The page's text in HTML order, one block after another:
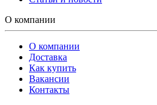
О компании
О компании
Доставка
Как купить
Вакансии
Контакты